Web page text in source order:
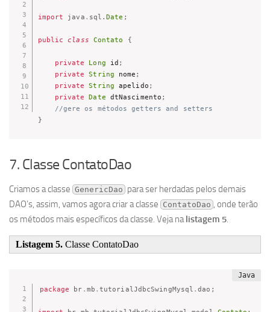
import java . sql .Date ;
public class Contato {
private Long id ;
private String nome ;
private String apelido ;
private Date dtNascimento ;
//gere os métodos getters and setters
}
7. Classe ContatoDao
Criamos a classe GenericDao para ser herdadas pelos demais
DAO’s, assim, vamos agora criar a classe ContatoDao , onde terão
os métodos mais específicos da classe. Veja nalistagem 5.
Listagem 5. Classe ContatoDao
package br . mb . tutorialJdbcSwingMysql .dao ;